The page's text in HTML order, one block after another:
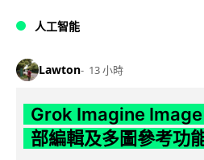
人工智能
Lawton 13 小時
Grok Imagine
部編輯及多圖參考功